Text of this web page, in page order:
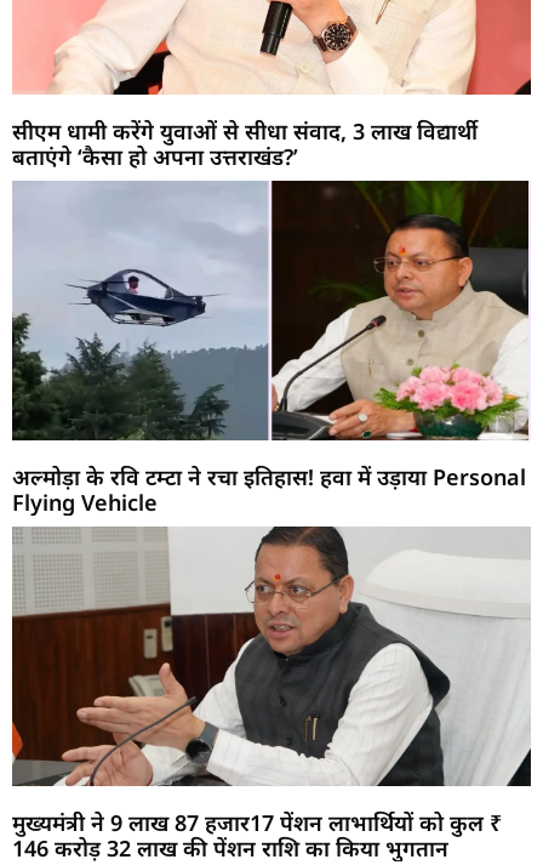
सीएम धामी करेंगे युवाओं से सीधा संवाद, 3 लाख विद्यार्थी
बताएंगे ‘कैसा हो अपना उत्तराखंड?’
अल्मोड़ा के रवि टम्टा ने रचा इतिहास! हवा में उड़ाया Personal
Flying Vehicle
मुख्यमंत्री ने 9 लाख 87 हजार17 पेंशन लाभार्थियों को कुल ₹
146 करोड़ 32 लाख की पेंशन राशि का किया भुगतान